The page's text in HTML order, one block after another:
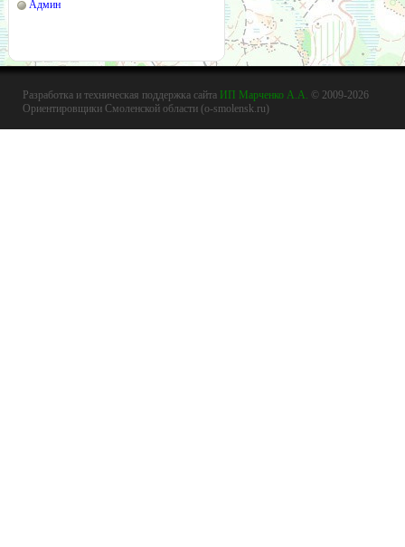
Админ
Разработка и техническая поддержка сайта ИП Марченко А.А. © 2009-2026
Ориентировщики Смоленской области (o-smolensk.ru)